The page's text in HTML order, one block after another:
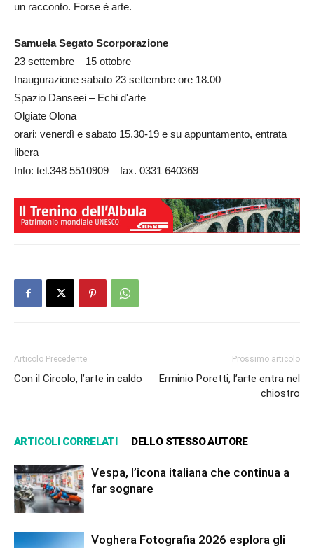
un racconto. Forse è arte.
Samuela Segato Scorporazione
23 settembre – 15 ottobre
Inaugurazione sabato 23 settembre ore 18.00
Spazio Danseei – Echi d'arte
Olgiate Olona
orari: venerdì e sabato 15.30-19 e su appuntamento, entrata
libera
Info: tel.348 5510909 – fax. 0331 640369
Articolo Precedente
Con il Circolo, l’arte in caldo
Prossimo articolo
Erminio Poretti, l’arte entra nel
chiostro
ARTICOLI CORRELATI DELLO STESSO AUTORE
Vespa, l’icona italiana che continua a
far sognare
Voghera Fotografia 2026 esplora gli